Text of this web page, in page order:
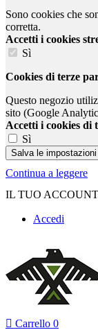
Sono cookies che
corretta.
Accetti i cookies
Sì
Cookies di terze
Questo negozio
sito (Google
Accetti i cookies di
Sì
Continua a leggere
IL TUO ACCOUNT
Accedi
 Carrello 0